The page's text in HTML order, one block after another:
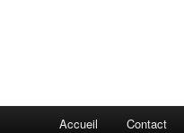
Accueil Contact